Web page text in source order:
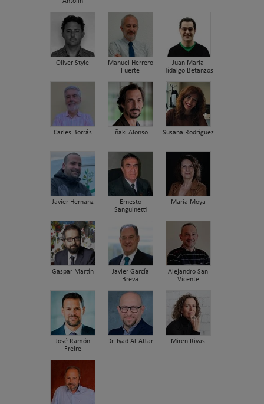
Oliver Style
Manuel Herrero
Fuerte
Juan María
Hidalgo Betanzos
Carles Borrás Iñaki Alonso Susana Rodriguez
Javier Hernanz
Ernesto
Sanguinetti
María Moya
Gaspar Martín
Javier García
Breva
Alejandro San
Vicente
José Ramón
Freire
Dr. Iyad Al-Attar Miren Rivas